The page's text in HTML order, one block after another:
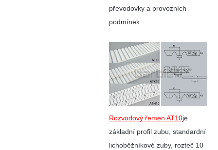
převodovky a provozních
podmínek.
Rozvodový řemen AT10je
základní profil zubu, standardní
lichoběžníkové zuby, rozteč 10